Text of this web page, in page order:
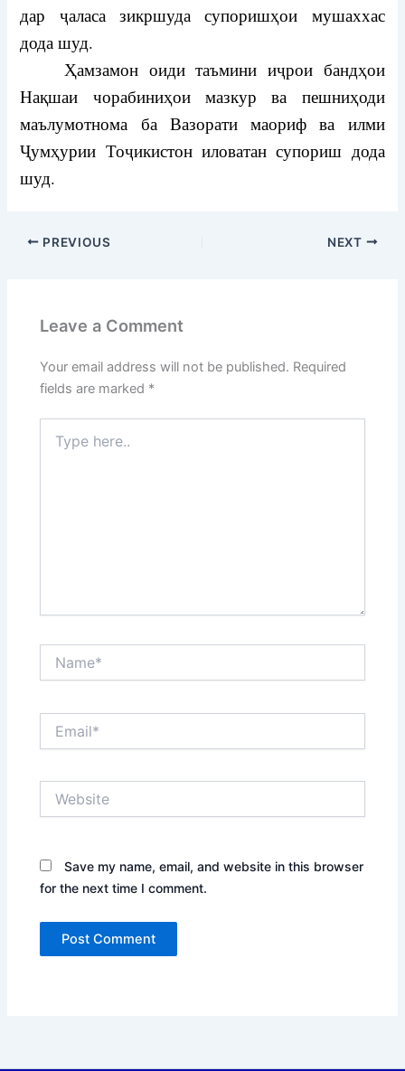
дар ҷаласа зикршуда супоришҳои мушаххас
дода шуд.
Ҳамзамон оиди таъмини иҷрои бандҳои
Нақшаи чорабиниҳои мазкур ва пешниҳоди
маълумотнома ба Вазорати маориф ва илми
Ҷумҳурии Тоҷикистон иловатан супориш дода
шуд.
PREVIOUS NEXT
Leave a Comment
Your email address will not be published. Required
fields are marked *
here..
Save my name, email, and website in this browser
for the next time I comment.